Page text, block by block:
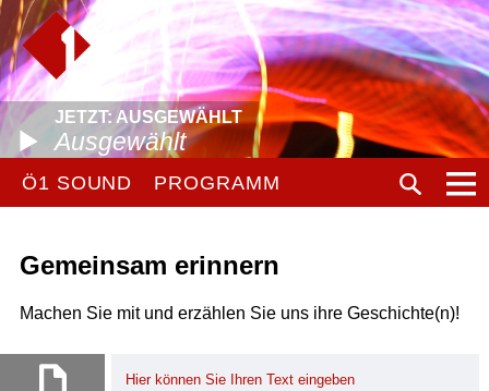
JETZT: AUSGEWÄHLT
Ausgewählt
Ö1 SOUND PROGRAMM
Gemeinsam erinnern
Machen Sie mit und erzählen Sie uns ihre Geschichte(n)!
Hier können Sie Ihren Text eingeben